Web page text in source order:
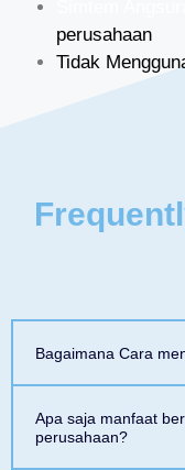
perusahaan
Tidak
Bagaimana Cara
Apa saja manfaat
perusahaan?